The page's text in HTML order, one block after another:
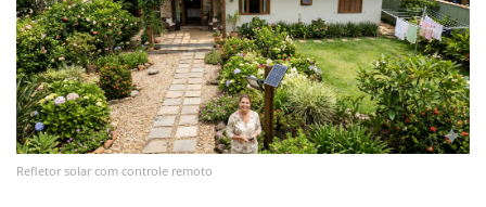
Refletor solar com controle remoto